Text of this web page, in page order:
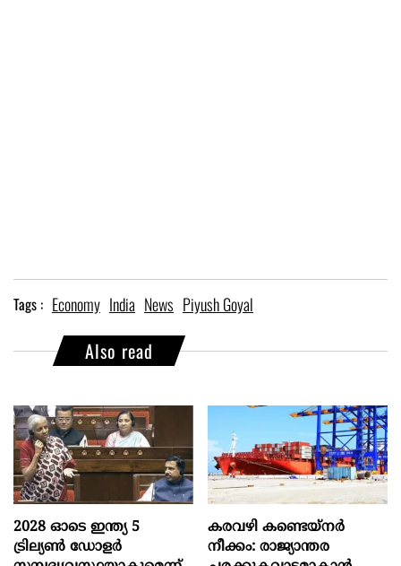
Tags : Economy India News Piyush Goyal
Also read
2028 ഓടെ ഇന്ത്യ 5
ട്രില്യണ്‍ ഡോളര്‍
കരവഴി കണ്ടെയ്നർ
നീക്കം: രാജ്യാന്തര